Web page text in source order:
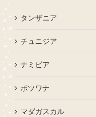
タンザニア
チュニジア
ナミビア
ボツワナ
マダガスカル